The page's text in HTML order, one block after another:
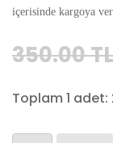
içerisinde kargoya
350.00TL
Toplam 1 adet: